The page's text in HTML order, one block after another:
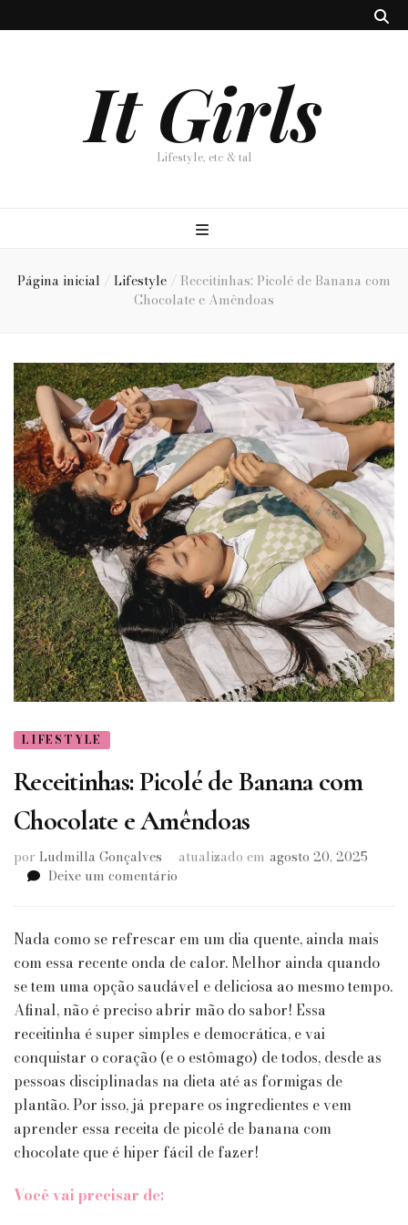
It Girls
Lifestyle, etc & tal
Página inicial /Lifestyle /Receitinhas: Picolé de Banana com
Chocolate e Amêndoas
LIFESTYLE
Receitinhas: Picolé de Banana com
Chocolate e Amêndoas
por Ludmilla Gonçalves atualizado em agosto 20, 2025
Deixe um comentário
de
Banana
com
Chocolate
e
Amêndoas
Nada como se refrescar em um dia quente, ainda mais
com essa recente onda de calor. Melhor ainda quando
se tem uma opção saudável e deliciosa ao mesmo tempo.
Afinal, não é preciso abrir mão do sabor! Essa
receitinha é super simples e democrática, e vai
conquistar o coração (e o estômago) de todos, desde as
pessoas disciplinadas na dieta até as formigas de
plantão. Por isso, já prepare os ingredientes e vem
aprender essa receita de picolé de banana com
chocolate que é hiper fácil de fazer!
Você vai precisar de: